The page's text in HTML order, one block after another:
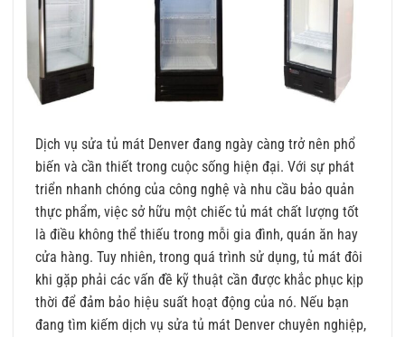
Dịch vụ sửa tủ mát Denver đang ngày càng trở nên phổ
biến và cần thiết trong cuộc sống hiện đại. Với sự phát
triển nhanh chóng của công nghệ và nhu cầu bảo quản
thực phẩm, việc sở hữu một chiếc tủ mát chất lượng tốt
là điều không thể thiếu trong mỗi gia đình, quán ăn hay
cửa hàng. Tuy nhiên, trong quá trình sử dụng, tủ mát đôi
khi gặp phải các vấn đề kỹ thuật cần được khắc phục kịp
thời để đảm bảo hiệu suất hoạt động của nó. Nếu bạn
đang tìm kiếm dịch vụ sửa tủ mát Denver chuyên nghiệp,